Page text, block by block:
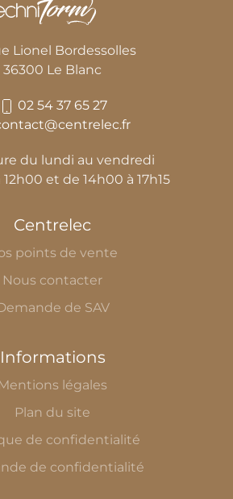
Lionel Bordessolles
36300 Le Blanc
02 54 37 65 27
du lundi au vendredi
et de 14h00 à 17h15
Centrelec
points de vente
Nous contacter
de SAV
Informations
Mentions légales
Plan du site
de confidentialité
de confidentialité